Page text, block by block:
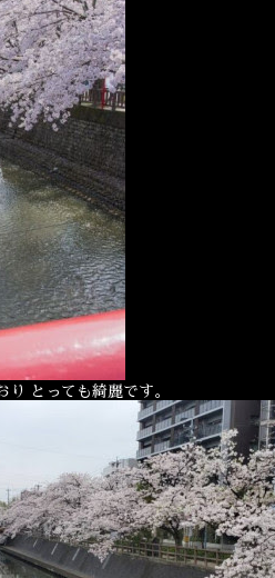
り とっても綺麗です。
お顔合わせ
ウェディング